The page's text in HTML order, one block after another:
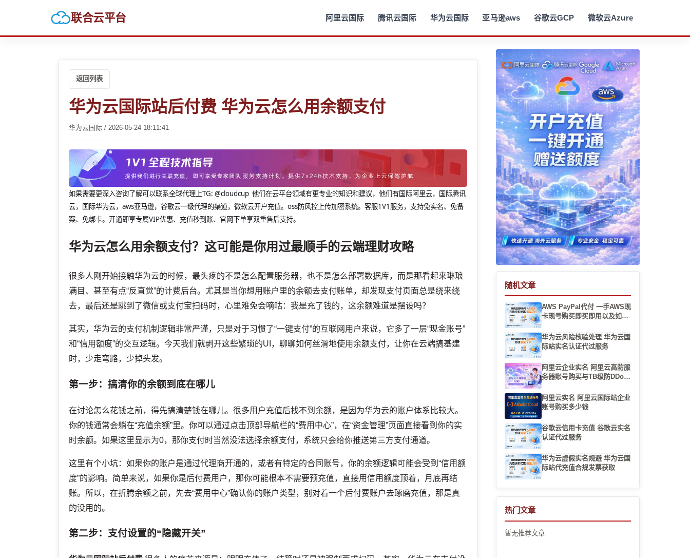
联合云平台 阿里云国际 腾讯云国际 华为云国际 亚马逊aws 谷歌云GCP 微软云Azure
返回列表
华为云国际站后付费 华为云怎么用余额支付
华为云国际 / 2026-05-24 18:11:41
如果需要更深入咨询了解可以联系全球代理上TG: @cloudcup 他们在云平台领域有更专业的知识和建议，他们有国际阿里云，国际腾讯
云，国际华为云，aws亚马逊，谷歌云一级代理的渠道，微软云开户充值。oss防风控上传加密系统。客服1V1服务，支持免实名、免备
案、免绑卡。开通即享专属VIP优惠、充值秒到账、官网下单享双重售后支持。
华为云怎么用余额支付？这可能是你用过最顺手的云端理财攻略
很多人刚开始接触华为云的时候，最头疼的不是怎么配置服务器，也不是怎么部署数据库，而是那看起来琳琅
满目、甚至有点“反直觉”的计费后台。尤其是当你想用账户里的余额去支付账单，却发现支付页面总是绕来绕
去，最后还是跳到了微信或支付宝扫码时，心里难免会嘀咕：我是充了钱的，这余额难道是摆设吗？
其实，华为云的支付机制逻辑非常严谨，只是对于习惯了“一键支付”的互联网用户来说，它多了一层“现金账号”
和“信用额度”的交互逻辑。今天我们就剥开这些繁琐的UI，聊聊如何丝滑地使用余额支付，让你在云端搞基建
时，少走弯路，少掉头发。
第一步：搞清你的余额到底在哪儿
在讨论怎么花钱之前，得先搞清楚钱在哪儿。很多用户充值后找不到余额，是因为华为云的账户体系比较大。
你的钱通常会躺在“充值余额”里。你可以通过点击顶部导航栏的“费用中心”，在“资金管理”页面直接看到你的实
时余额。如果这里显示为0，那你支付时当然没法选择余额支付，系统只会给你推送第三方支付通道。
这里有个小坑：如果你的账户是通过代理商开通的，或者有特定的合同账号，你的余额逻辑可能会受到“信用额
度”的影响。简单来说，如果你是后付费用户，那你可能根本不需要预充值，直接用信用额度顶着，月底再结
账。所以，在折腾余额之前，先去“费用中心”确认你的账户类型，别对着一个后付费账户去琢磨充值，那是真
的没用的。
第二步：支付设置的“隐藏开关”
随机文章
AWS PayPal代付 一手AWS现
卡现号购买即买即用以及如何
华为云风险核验处理 华为云国
际站实名认证代过服务
阿里云企业实名 阿里云高防服
务器账号购买与TB级防DDoS
阿里云实名 阿里云国际站企业
账号购买多少钱
谷歌云信用卡充值 谷歌云实名
认证代过服务
华为云虚假实名规避 华为云国
际站代充值合规发票获取
热门文章
暂无推荐文章